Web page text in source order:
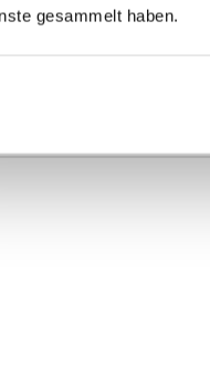
gesammelt haben.
runder
und Schnurstärke